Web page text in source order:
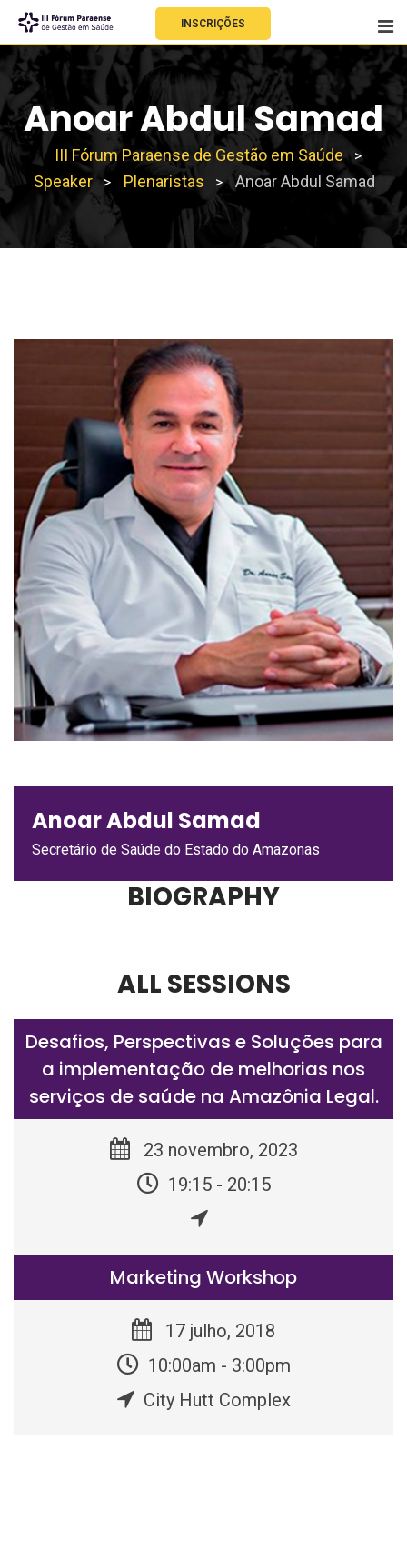
INSCRIÇÕES
Anoar Abdul Samad
III Fórum Paraense de Gestão em Saúde >
Speaker > Plenaristas > Anoar Abdul Samad
Anoar Abdul Samad
Secretário de Saúde do Estado do Amazonas
BIOGRAPHY
ALL SESSIONS
Desafios, Perspectivas e Soluções para
a implementação de melhorias nos
serviços de saúde na Amazônia Legal.
23 novembro, 2023
19:15 - 20:15
Marketing Workshop
17 julho, 2018
10:00am - 3:00pm
City Hutt Complex